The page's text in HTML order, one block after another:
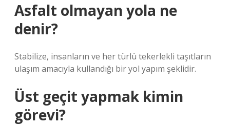
Asfalt olmayan yola ne
denir?
Stabilize, insanların ve her türlü tekerlekli taşıtların
ulaşım amacıyla kullandığı bir yol yapım şeklidir.
Üst geçit yapmak kimin
görevi?